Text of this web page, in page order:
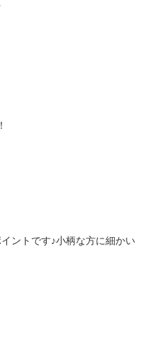
ントです♪小柄な方に細かい